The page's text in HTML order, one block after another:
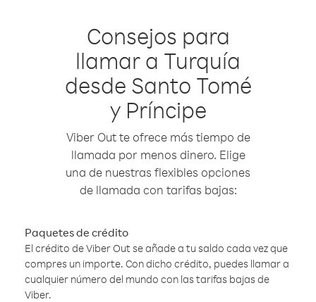
Consejos para
llamar a Turquía
desde Santo Tomé
y Príncipe
Viber Out te ofrece más tiempo de
llamada por menos dinero. Elige
una de nuestras flexibles opciones
de llamada con tarifas bajas:
Paquetes de crédito
El crédito de Viber Out se añade a tu saldo cada vez que
compres un importe. Con dicho crédito, puedes llamar a
cualquier número del mundo con las tarifas bajas de
Viber.